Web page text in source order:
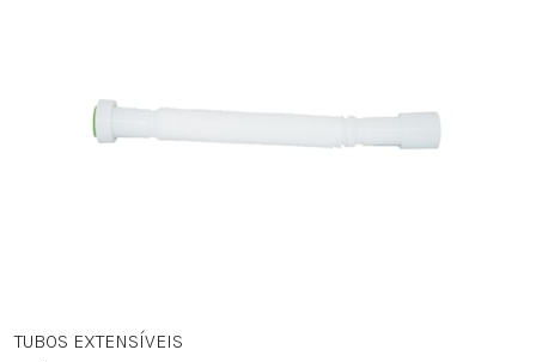
TUBOS EXTENSÍVEIS